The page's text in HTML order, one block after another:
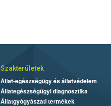
Szakterületek
Állat-egészségügy és állatvédelem
Állategészségügyi diagnosztika
Állatgyógyászati termékek